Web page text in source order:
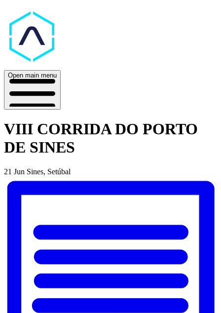
Open main menu
VIII CORRIDA DO PORTO
DE SINES
21 Jun Sines, Setúbal